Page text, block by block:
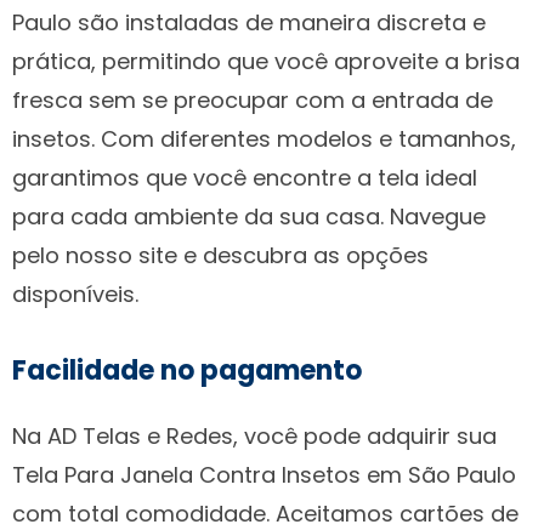
Paulo são instaladas de maneira discreta e
prática, permitindo que você aproveite a brisa
fresca sem se preocupar com a entrada de
insetos. Com diferentes modelos e tamanhos,
garantimos que você encontre a tela ideal
para cada ambiente da sua casa. Navegue
pelo nosso site e descubra as opções
disponíveis.
Facilidade no pagamento
Na AD Telas e Redes, você pode adquirir sua
Tela Para Janela Contra Insetos em São Paulo
com total comodidade. Aceitamos cartões de